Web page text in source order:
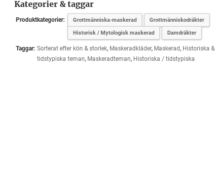
Kategorier & taggar
Produktkategorier: Grottmänniska-maskerad
Grottmänniskodräkter
Historisk / Mytologisk maskerad
Damdräkter
Taggar: Sorterat efter kön & storlek, Maskeradkläder, Maskerad, Historiska &
tidstypiska teman, Maskeradteman, Historiska / tidstypiska